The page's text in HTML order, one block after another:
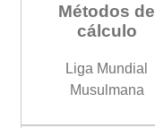
Métodos de
cálculo
Liga Mundial
Musulmana